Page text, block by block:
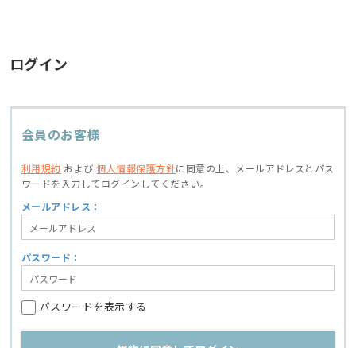
ログイン
会員のお客様
利用規約 および個人情報保護方針に同意の上、
メールアドレスとパス
ワードを入力してログインしてください。
メールアドレス：
パスワード：
パスワードを表示する